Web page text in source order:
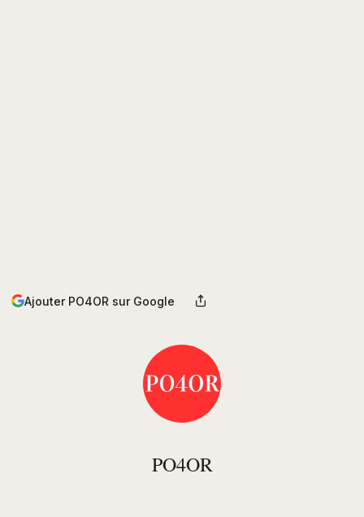
Ajouter PO4OR sur Google
PO4OR